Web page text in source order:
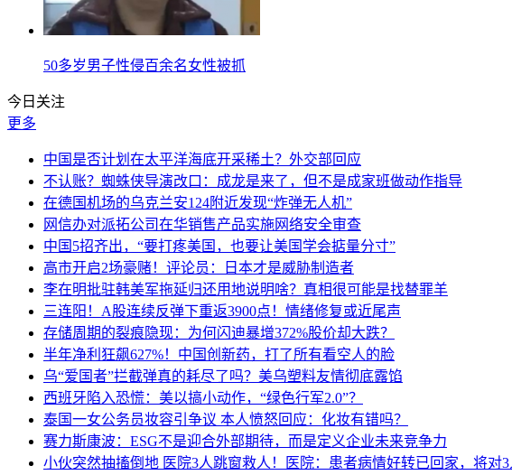
50多岁男子性侵百余名女性被抓
今日关注
更多
中国是否计划在太平洋海底开采稀土？外交部回应
不认账？蜘蛛侠导演改口：成龙是来了，但不是成家班做动作指导
在德国机场的乌克兰安124附近发现“炸弹无人机”
网信办对派拓公司在华销售产品实施网络安全审查
中国5招齐出，“要打疼美国，也要让美国学会掂量分寸”
高市开启2场豪赌！评论员：日本才是威胁制造者
李在明批驻韩美军拖延归还用地说明啥？真相很可能是找替罪羊
三连阳！A股连续反弹下重返3900点！情绪修复或近尾声
存储周期的裂痕隐现：为何闪迪暴增372%股价却大跌？
半年净利狂飙627%！中国创新药，打了所有看空人的脸
乌“爱国者”拦截弹真的耗尽了吗？美乌塑料友情彻底露馅
西班牙陷入恐慌：美以搞小动作，“绿色行军2.0”？
泰国一女公务员妆容引争议 本人愤怒回应：化妆有错吗？
赛力斯康波：ESG不是迎合外部期待，而是定义企业未来竞争力
小伙突然抽搐倒地 医院3人跳窗救人！医院：患者病情好转已回家，将对